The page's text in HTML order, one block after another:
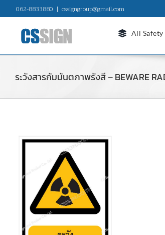
to
content
062-8833880 | cssigngroup@gmail.com
All
ระวังสารกัมมันตภาพรังสี – BEWARE